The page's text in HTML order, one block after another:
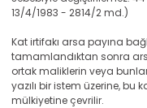
13/4/1983 - 2814/2 md.)
Kat irtifakı arsa payına
tamamlandıktan sonra
ortak maliklerin veya
yazılı bir istem üzerine,
mülkiyetine çevrilir.